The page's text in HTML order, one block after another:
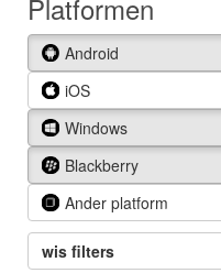
Platformen
Android
iOS
Windows
Blackberry
Ander platform
wis filters